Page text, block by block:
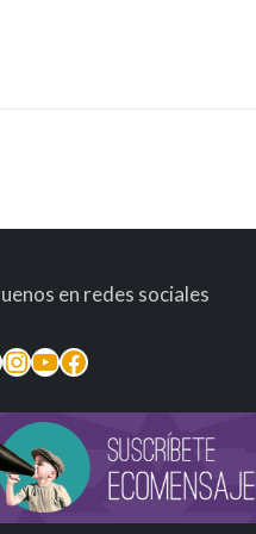
en redes sociales
Instagram
YouTube
Facebook